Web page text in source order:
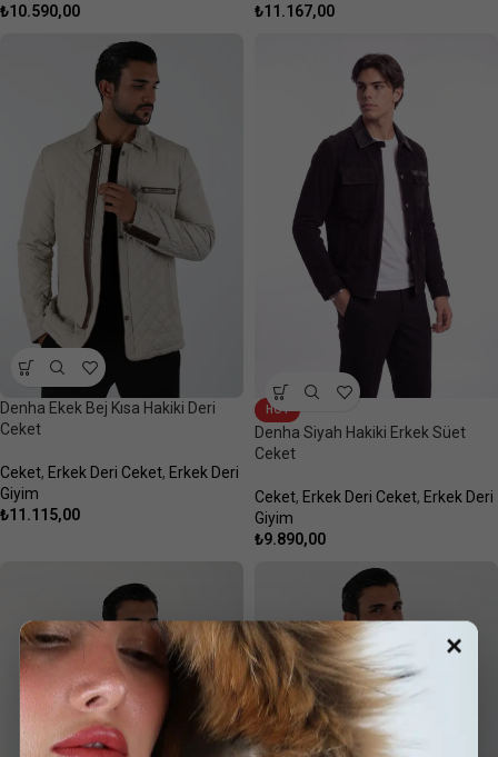
₺10.590,00
₺11.167,00
Denha Ekek Bej Kısa Hakiki Deri
Ceket
Ceket, Erkek Deri Ceket, Erkek Deri
Giyim
₺11.115,00
HOT
Denha Siyah Hakiki Erkek Süet
Ceket
Ceket, Erkek Deri Ceket, Erkek Deri
Giyim
₺9.890,00
×